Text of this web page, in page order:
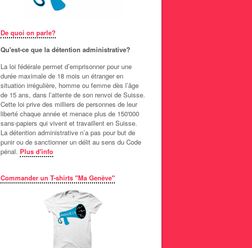
De quoi on parle?
Qu'est-ce que la détention administrative?
La loi fédérale permet d’emprisonner pour une
durée maximale de 18 mois un étranger en
situation irrégulière, homme ou femme dès l’âge
de 15 ans, dans l’attente de son renvoi de Suisse.
Cette loi prive des milliers de personnes de leur
liberté chaque année et menace plus de 150'000
sans-papiers qui vivent et travaillent en Suisse.
La détention administrative n’a pas pour but de
punir ou de sanctionner un délit au sens du Code
pénal. Plus d'info
Commander un T-shirts "Ma Genève"